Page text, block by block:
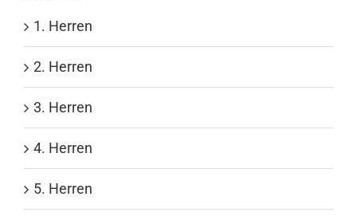
1. Herren
2. Herren
3. Herren
4. Herren
5. Herren